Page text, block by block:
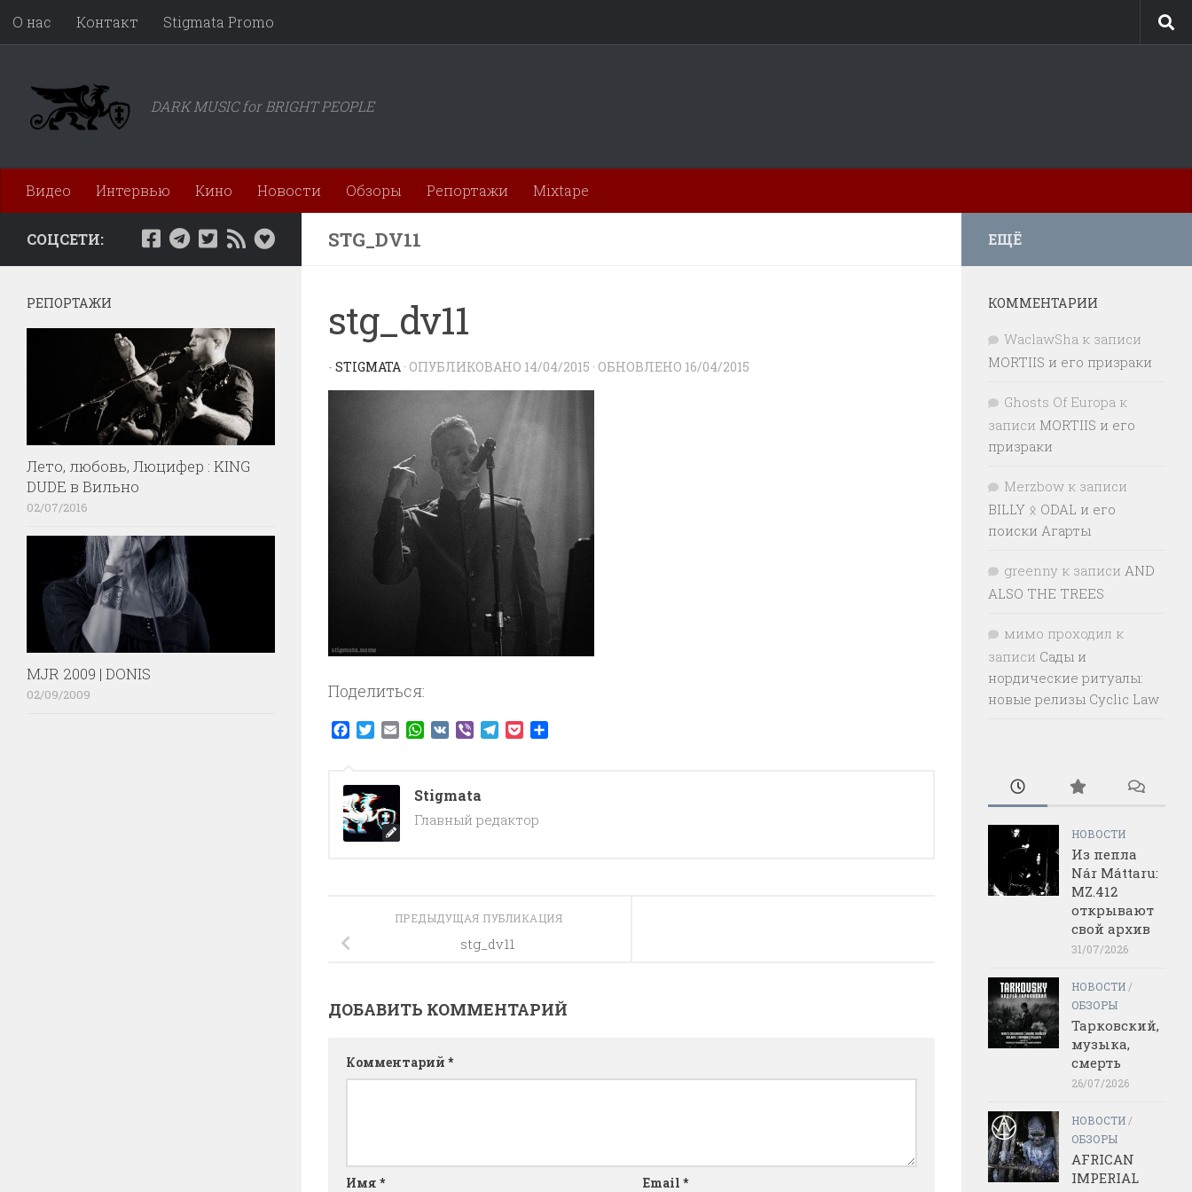
Перейти к содержимому
О нас Контакт Stigmata Promo
DARK MUSIC for BRIGHT PEOPLE
Видео Интервью Кино Новости Обзоры Репортажи Mixtape
STG_DV11
stg_dv11
- STIGMATA · ОПУБЛИКОВАНО 14/04/2015 · ОБНОВЛЕНО 16/04/2015
Поделиться:
Facebook
TwitterEmailWhatsApp
VK ViberTelegram
Pocket
Stigmata
Главный редактор
ПРЕДЫДУЩАЯ ПУБЛИКАЦИЯ
stg_dv11
ДОБАВИТЬ КОММЕНТАРИЙ
Комментарий *
Имя * Email *
СОЦСЕТИ:
РЕПОРТАЖИ
Лето, любовь, Люцифер : KING
DUDE в Вильно
02/07/2016
MJR 2009 | DONIS
02/09/2009
ЕЩЁ
КОММЕНТАРИИ
WaclawSha к записи
MORTIIS и его призраки
Ghosts Of Europa к
записи MORTIIS и его
призраки
Merzbow к записи
BILLY ᛟ ODAL и его
поиски Агарты
greenny к записи AND
ALSO THE TREES
мимо проходил к
записи Сады и
нордические ритуалы:
новые релизы Cyclic Law
НОВОСТИ
Из пепла
Nár Máttaru:
MZ.412
открывают
свой архив
31/07/2026
НОВОСТИ /
ОБЗОРЫ
Тарковский,
музыка,
смерть
26/07/2026
НОВОСТИ /
ОБЗОРЫ
AFRICAN
IMPERIAL